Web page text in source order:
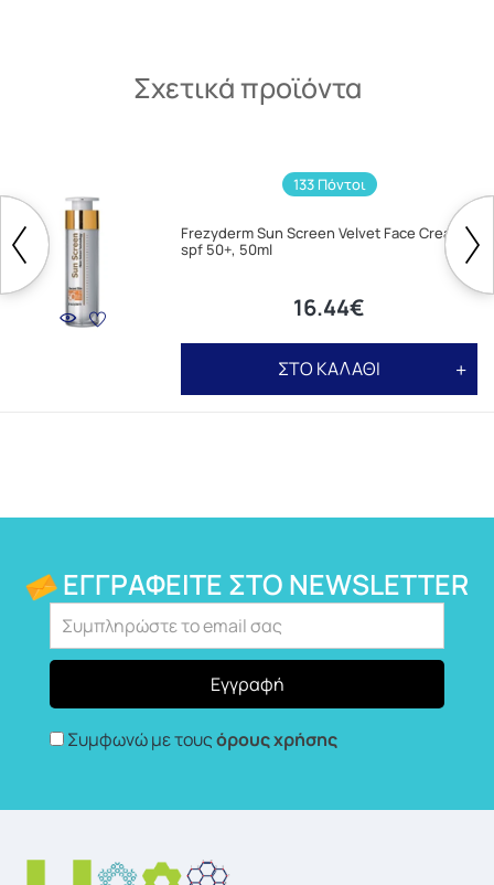
Σχετικά προϊόντα
133 Πόντοι
Frezyderm Sun Screen Velvet Face Cream
spf 50+, 50ml
16.44€
ΣΤΟ ΚΑΛΑΘΙ
ΕΓΓΡΑΦΕΊΤΕ ΣΤΟ NEWSLETTER
Συμφωνώ με τουςόρους χρήσης